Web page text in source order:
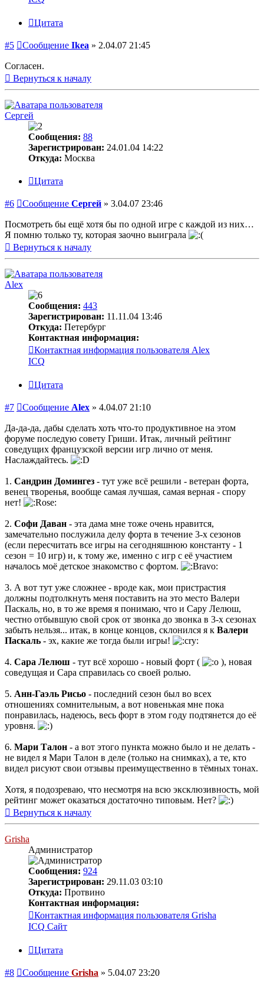
Цитата
#5 Сообщение Ikea » 2.04.07 21:45
Согласен.
Вернуться к началу
Сергей
Сообщения: 88
Зарегистрирован: 24.01.04 14:22
Откуда: Москва
Цитата
#6 Сообщение Сергей » 3.04.07 23:46
Посмотреть бы ещё хотя бы по одной игре с каждой из них…
Я помню только ту, которая заочно выиграла
Вернуться к началу
Alex
Сообщения: 443
Зарегистрирован: 11.11.04 13:46
Откуда: Петербург
Контактная информация:
Контактная информация пользователя Alex
ICQ
Цитата
#7 Сообщение Alex » 4.04.07 21:10
Да-да-да, дабы сделать хоть что-то продуктивное на этом
форуме последую совету Гриши. Итак, личный рейтинг
соведущих французской версии игр лично от меня.
Наслаждайтесь.
1. Сандрин Домингез - тут уже всё решили - ветеран форта,
венец творенья, вообще самая лучшая, самая верная - спору
нет!
2. Софи Даван - эта дама мне тоже очень нравится,
замечательно послужила делу форта в течение 3-х сезонов
(если пересчитать все игры на сегодняшнюю константу - 1
сезон = 10 игр) и, к тому же, именно с игр с её участием
началось моё детское знакомство с фортом.
3. А вот тут уже сложнее - вроде как, мои пристрастия
должны подтолкнуть меня поставить на это место Валери
Паскаль, но, в то же время я понимаю, что и Сару Лелюш,
честно отбывшую свой срок от звонка до звонка в 3-х сезонах
забыть нельзя... итак, в конце концов, склонился я к Валери
Паскаль - эх, какие же тогда были игры!
4. Сара Лелюш - тут всё хорошо - новый форт (
), новая
соведущая и Сара справилась со своей ролью.
5. Анн-Гаэль Рисьо - последний сезон был во всех
отношениях сомнительным, а вот новенькая мне пока
понравилась, надеюсь, весь форт в этом году подтянется до её
уровня.
6. Мари Талон - а вот этого пункта можно было и не делать -
не видел я Мари Талон в деле (только на снимках), а те, кто
видел рисуют свои отзывы преимущественно в тёмных тонах.
Хотя, я подозреваю, что несмотря на всю эксклюзивность, мой
рейтинг может оказаться достаточно типовым. Нет?
Вернуться к началу
Grisha
Администратор
Сообщения: 924
Зарегистрирован: 29.11.03 03:10
Откуда: Протвино
Контактная информация:
Контактная информация пользователя Grisha
ICQ Сайт
Цитата
#8 Сообщение Grisha » 5.04.07 23:20